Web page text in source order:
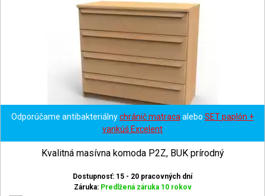
Odporúčame antibakteriálnychránič matraca alebo SET paplón +
vankúš Excelent
Kvalitná masívna komoda P2Z, BUK prírodný
Dostupnosť: 15 - 20 pracovných dní
Záruka: Predlžená záruka 10 rokov